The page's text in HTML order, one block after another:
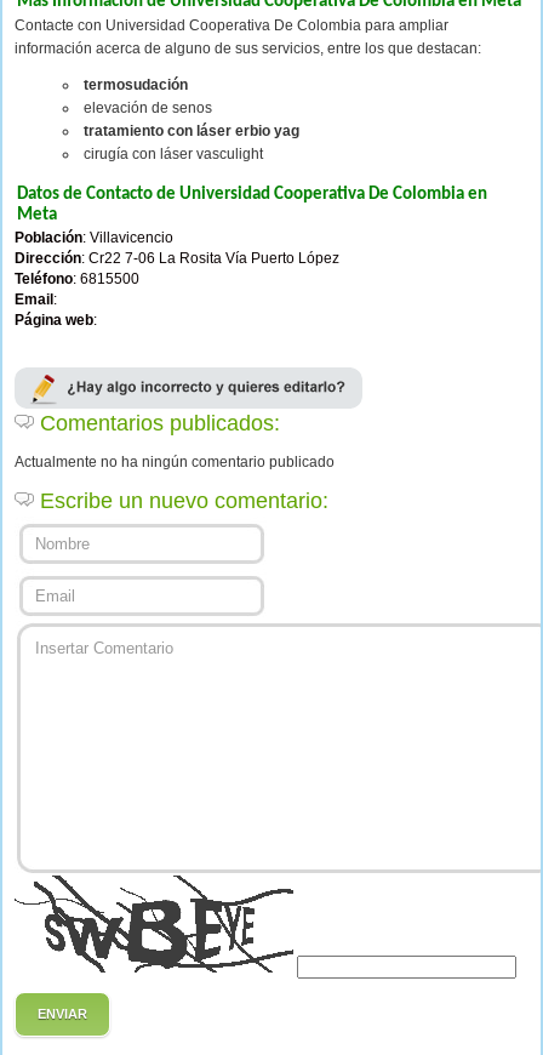
Contacte con Universidad Cooperativa De Colombia para ampliar
información acerca de alguno de sus servicios, entre los que destacan:
termosudación
elevación de senos
tratamiento con láser erbio yag
cirugía con láser vasculight
Datos de Contacto de Universidad Cooperativa De Colombia en
Meta
Población: Villavicencio
Dirección: Cr22 7-06 La Rosita Vía Puerto López
Teléfono: 6815500
Email :
Página web:
Comentarios publicados:
Actualmente no ha ningún comentario publicado
Escribe un nuevo comentario:
ENVIAR